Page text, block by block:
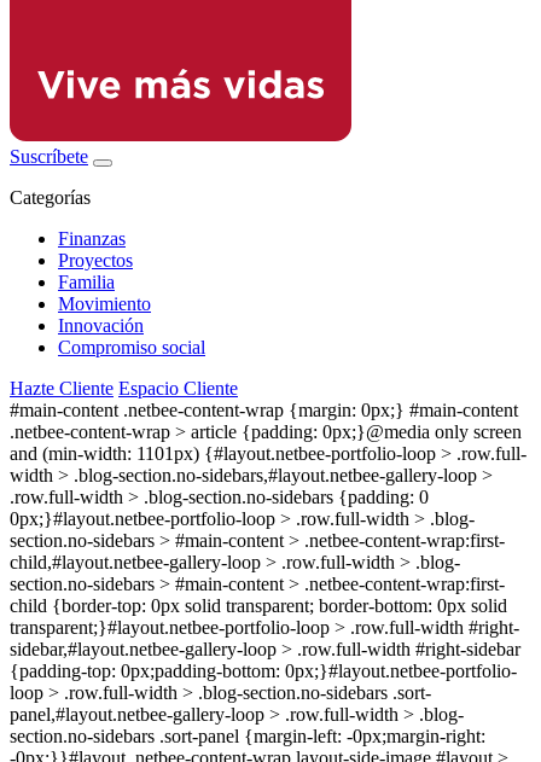
Suscríbete
Categorías
Finanzas
Proyectos
Familia
Movimiento
Innovación
Compromiso social
Hazte Cliente Espacio Cliente
#main-content .netbee-content-wrap {margin: 0px;} #main-content
.netbee-content-wrap > article {padding: 0px;}@media only screen
and (min-width: 1101px) {#layout.netbee-portfolio-loop > .row.full-
width > .blog-section.no-sidebars,#layout.netbee-gallery-loop >
.row.full-width > .blog-section.no-sidebars {padding: 0
0px;}#layout.netbee-portfolio-loop > .row.full-width > .blog-
section.no-sidebars > #main-content > .netbee-content-wrap:first-
child,#layout.netbee-gallery-loop > .row.full-width > .blog-
section.no-sidebars > #main-content > .netbee-content-wrap:first-
child {border-top: 0px solid transparent; border-bottom: 0px solid
transparent;}#layout.netbee-portfolio-loop > .row.full-width #right-
sidebar,#layout.netbee-gallery-loop > .row.full-width #right-sidebar
{padding-top: 0px;padding-bottom: 0px;}#layout.netbee-portfolio-
loop > .row.full-width > .blog-section.no-sidebars .sort-
panel,#layout.netbee-gallery-loop > .row.full-width > .blog-
section.no-sidebars .sort-panel {margin-left: -0px;margin-right:
-0px;}}#layout .netbee-content-wrap.layout-side-image,#layout >